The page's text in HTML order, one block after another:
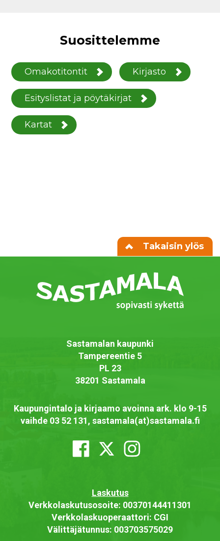
Suosittelemme
Omakotitontit Kirjasto
Esityslistat ja pöytäkirjat
Kartat
Takaisin ylös
Sastamalan kaupunki
Tampereentie 5
PL 23
38201 Sastamala
Kaupungintalo ja kirjaamo avoinna ark. klo 9-15
vaihde 03 52 131, sastamala(at)sastamala.fi
Laskutus
Verkkolaskutusosoite: 00370144411301
Verkkolaskuoperaattori: CGI
Välittäjätunnus: 003703575029